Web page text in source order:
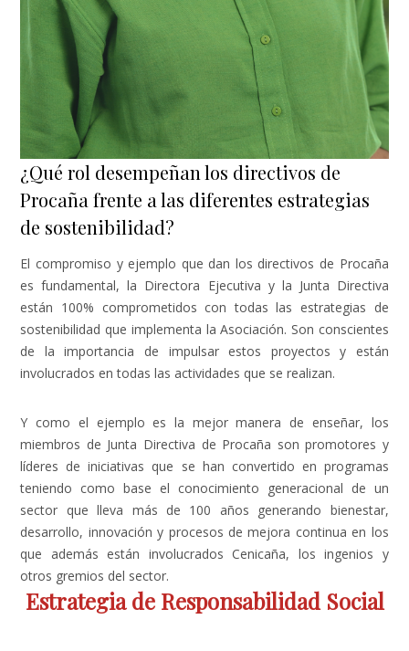
¿Qué rol desempeñan los directivos de
Procaña frente a las diferentes estrategias
de sostenibilidad?
El compromiso y ejemplo que dan los directivos de Procaña
es fundamental, la Directora Ejecutiva y la Junta Directiva
están 100% comprometidos con todas las estrategias de
sostenibilidad que implementa la Asociación. Son conscientes
de la importancia de impulsar estos proyectos y están
involucrados en todas las actividades que se realizan.
Y como el ejemplo es la mejor manera de enseñar, los
miembros de Junta Directiva de Procaña son promotores y
líderes de iniciativas que se han convertido en programas
teniendo como base el conocimiento generacional de un
sector que lleva más de 100 años generando bienestar,
desarrollo, innovación y procesos de mejora continua en los
que además están involucrados Cenicaña, los ingenios y
otros gremios del sector.
Estrategia de Responsabilidad Social